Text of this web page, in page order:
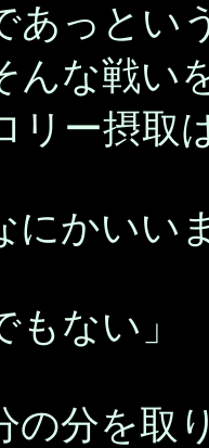
あっとい
な戦い
リー摂取
にかいい
もない」
分を取